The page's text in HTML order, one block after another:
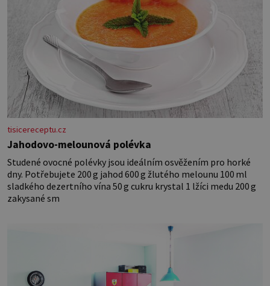
tisicereceptu.cz
Jahodovo-melounová polévka
Studené ovocné polévky jsou ideálním osvěžením pro horké
dny. Potřebujete 200 g jahod 600 g žlutého melounu 100 ml
sladkého dezertního vína 50 g cukru krystal 1 lžíci medu 200 g
zakysané sm